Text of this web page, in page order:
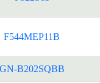
F544MEP11B
GN-B202SQBB